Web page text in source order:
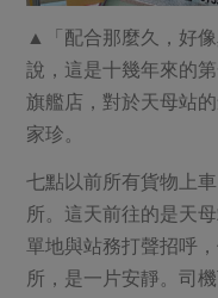
▲「配合那麼久，好
說，這是十幾年來的
旗艦店，對於天母站
家珍。
七點以前所有貨物上
所。這天前往的是天
單地與站務打聲招呼
所，是一片安靜。司